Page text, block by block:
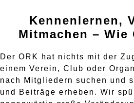
Kennenlernen,
Mitmachen – Wie
Der ORK hat nichts mit der
einem Verein, Club oder
nach Mitgliedern suchen und
und Beiträge erheben. Wir